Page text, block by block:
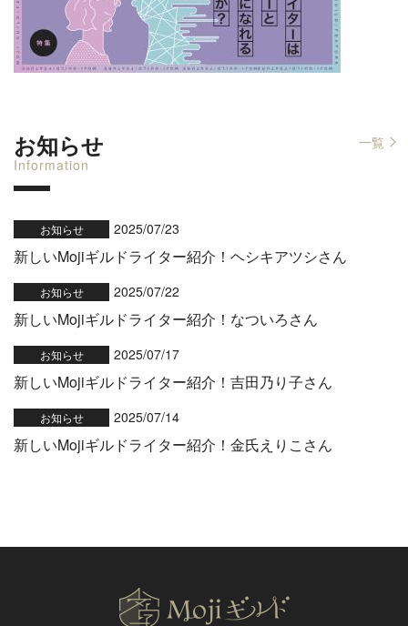
お知らせ
Information
一覧
お知らせ 2025/07/23
新しいMojiギルドライター紹介！ヘシキアツシさん
お知らせ 2025/07/22
新しいMojiギルドライター紹介！なついろさん
お知らせ 2025/07/17
新しいMojiギルドライター紹介！吉田乃り子さん
お知らせ 2025/07/14
新しいMojiギルドライター紹介！金氏えりこさん